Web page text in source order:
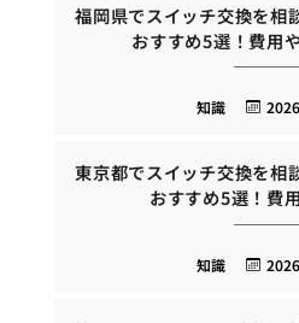
福岡県でスイッチ交換を相
おすすめ5選！費用
知識
東京都でスイッチ交換を相
おすすめ5選！費
知識